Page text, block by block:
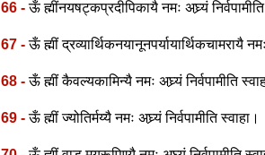
66 -ऊँ ह्मींनयषट्कप्रदीपिकायै नमः अघ्र्यं निर्वपामीति
67 -ऊँ ह्मीं द्रव्यार्थिकनयानूनपर्यायार्थिकचामरायै
68 -ऊँ ह्मीं कैवल्यकामिन्यै नमः अघ्र्यं निर्वपामीति
69 -ऊँ ह्मीं ज्योतिर्मय्यै नमः अघ्र्यं निर्वपामीति स्वाहा।